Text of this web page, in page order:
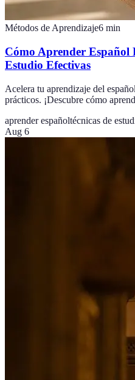
Métodos de Aprendizaje6 min
Cómo Aprender Español
Estudio Efectivas
Acelera tu aprendizaje del
prácticos. ¡Descubre cómo
aprender españoltécnicas de
Aug 6